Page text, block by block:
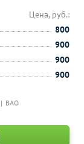
ВАО
Цена, руб.:
800
900
900
900